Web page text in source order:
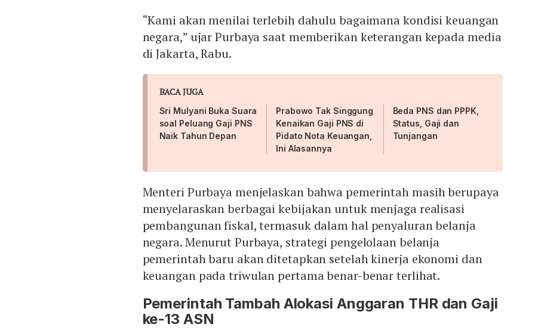
“Kami akan menilai terlebih dahulu bagaimana kondisi keuangan
negara,” ujar Purbaya saat memberikan keterangan kepada media
di Jakarta, Rabu.
BACA JUGA
Sri Mulyani Buka Suara
soal Peluang Gaji PNS
Naik Tahun Depan
Prabowo Tak Singgung
Kenaikan Gaji PNS di
Pidato Nota Keuangan,
Ini Alasannya
Beda PNS dan PPPK,
Status, Gaji dan
Tunjangan
Menteri Purbaya menjelaskan bahwa pemerintah masih berupaya
menyelaraskan berbagai kebijakan untuk menjaga realisasi
pembangunan fiskal, termasuk dalam hal penyaluran belanja
negara. Menurut Purbaya, strategi pengelolaan belanja
pemerintah baru akan ditetapkan setelah kinerja ekonomi dan
keuangan pada triwulan pertama benar-benar terlihat.
Pemerintah Tambah Alokasi Anggaran THR dan Gaji
ke-13 ASN